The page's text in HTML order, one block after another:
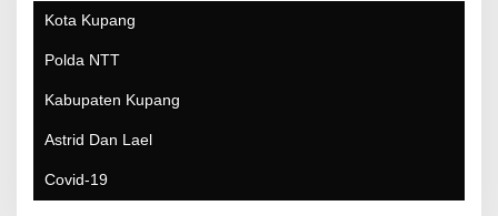
Kota Kupang
Polda NTT
Kabupaten Kupang
Astrid Dan Lael
Covid-19